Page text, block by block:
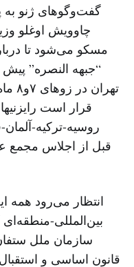
گفت‌وگوهای ژنو
چاوویش اوغلو
مسکو می‌شود تا
“جبهه النصره” پیش
قرار است
روسیه-ترکیه-
قبل از اجلاس مجمع
انتظار می‌رود همه
بین‌المللی-
سازمان ملل
قانون اساسی و